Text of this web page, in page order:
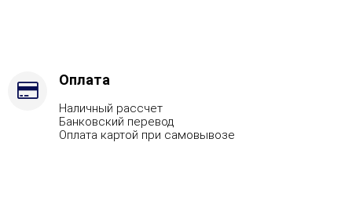
топлива
Стандартная
Оплата
Наличный рассчет
Банковский перевод
Оплата картой при самовывозе